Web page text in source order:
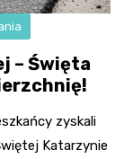
– Święta
zyskali
Katarzynie